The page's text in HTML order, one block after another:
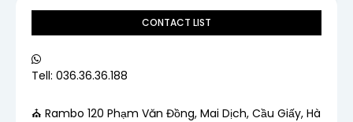
CONTACT LIST
Tell: 036.36.36.188
⛪ Rambo 120 Phạm Văn Đồng, Mai Dịch, Cầu Giấy, Hà